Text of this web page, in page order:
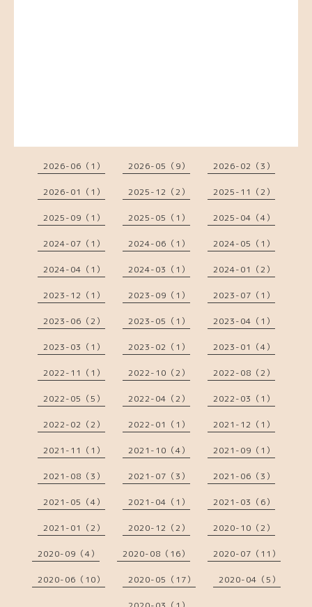
2026-06（1） 2026-05（9） 2026-02（3）
2026-01（1） 2025-12（2） 2025-11（2）
2025-09（1） 2025-05（1） 2025-04（4）
2024-07（1） 2024-06（1） 2024-05（1）
2024-04（1） 2024-03（1） 2024-01（2）
2023-12（1） 2023-09（1） 2023-07（1）
2023-06（2） 2023-05（1） 2023-04（1）
2023-03（1） 2023-02（1） 2023-01（4）
2022-11（1） 2022-10（2） 2022-08（2）
2022-05（5） 2022-04（2） 2022-03（1）
2022-02（2） 2022-01（1） 2021-12（1）
2021-11（1） 2021-10（4） 2021-09（1）
2021-08（3） 2021-07（3） 2021-06（3）
2021-05（4） 2021-04（1） 2021-03（6）
2021-01（2） 2020-12（2） 2020-10（2）
2020-09（4） 2020-08（16） 2020-07（11）
2020-06（10） 2020-05（17） 2020-04（5）